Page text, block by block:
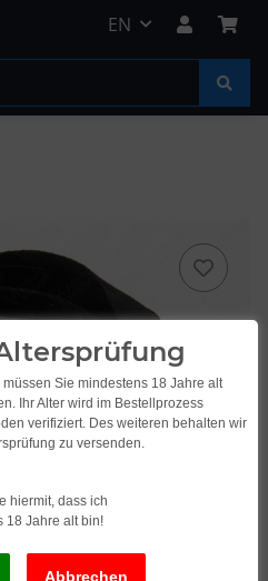
EN
Sie mindestens 18 Jahre alt
Ihr Alter wird im Bestellprozess
verifiziert. Des weiteren behalten wir
zu versenden.
hiermit, dass ich
18 Jahre alt bin!